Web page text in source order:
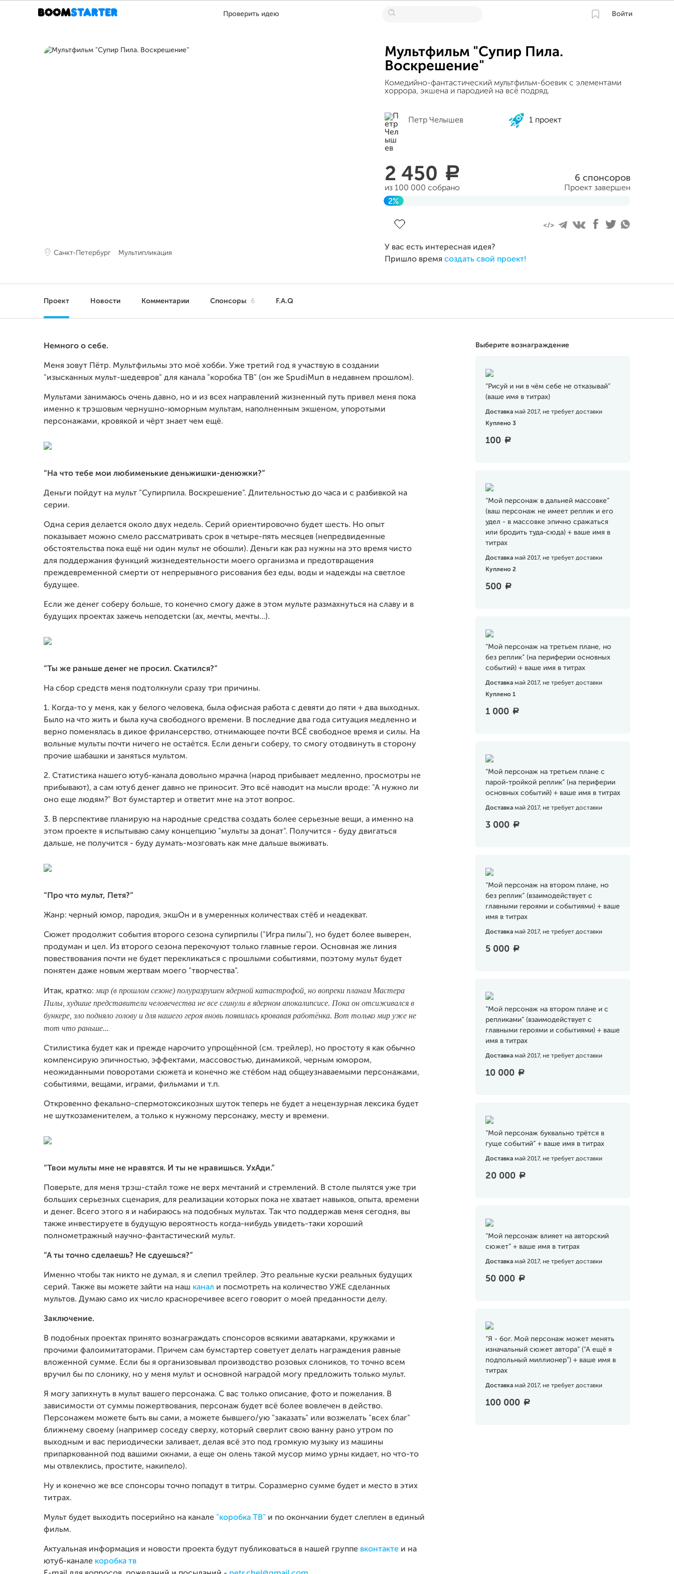
Проверить идею Войти
Санкт-Петербург Мультипликация
Мультфильм "Супир Пила.
Воскрешение"
Комедийно-фантастический мультфильм-боевик с элементами
хоррора, экшена и пародией на всё подряд.
Петр Челышев 1 проект
2 450 a
из 100 000 собрано
6 спонсоров
Проект завершен
2%
У вас есть интересная идея?
Пришло время создать свой проект!
Проект Новости Комментарии Спонсоры 6 F.A.Q
Выберите вознаграждение
“Рисуй и ни в чём себе не отказывай”
(ваше имя в титрах)
Доставка май 2017, не требует доставки
Куплено 3
100 a
“Мой персонаж в дальней массовке”
(ваш персонаж не имеет реплик и его
удел - в массовке эпично сражаться
или бродить туда-сюда) + ваше имя в
титрах
Доставка май 2017, не требует доставки
Куплено 2
500 a
“Мой персонаж на третьем плане, но
без реплик” (на периферии основных
событий) + ваше имя в титрах
Доставка май 2017, не требует доставки
Куплено 1
1 000 a
“Мой персонаж на третьем плане с
парой-тройкой реплик” (на периферии
основных событий) + ваше имя в титрах
Доставка май 2017, не требует доставки
3 000 a
“Мой персонаж на втором плане, но
без реплик” (взаимодействует с
главными героями и событиями) + ваше
имя в титрах
Доставка май 2017, не требует доставки
5 000 a
“Мой персонаж на втором плане и с
репликами” (взаимодействует с
главными героями и событиями) + ваше
имя в титрах
Доставка май 2017, не требует доставки
10 000 a
“Мой персонаж буквально трётся в
гуще событий” + ваше имя в титрах
Доставка май 2017, не требует доставки
20 000 a
“Мой персонаж влияет на авторский
сюжет” + ваше имя в титрах
Доставка май 2017, не требует доставки
50 000 a
“Я - бог. Мой персонаж может менять
изначальный сюжет автора” ("А ещё я
подпольный миллионер") + ваше имя в
титрах
Доставка май 2017, не требует доставки
100 000 a
Немного о себе.
Меня зовут Пётр. Мультфильмы это моё хобби. Уже третий год я участвую в создании
"изысканных мульт-шедевров" для канала "коробка ТВ" (он же SpudiMun в недавнем прошлом).
Мультами занимаюсь очень давно, но и из всех направлений жизненный путь привел меня пока
именно к трэшовым чернушно-юморным мультам, наполненным экшеном, упоротыми
персонажами, кровякой и чёрт знает чем ещё.
“На что тебе мои любименькие деньжишки-денюжки?”
Деньги пойдут на мульт "Супирпила. Воскрешение". Длительностью до часа и с разбивкой на
серии.
Одна серия делается около двух недель. Серий ориентировочно будет шесть. Но опыт
показывает можно смело рассматривать срок в четыре-пять месяцев (непредвиденные
обстоятельства пока ещё ни один мульт не обошли). Деньги как раз нужны на это время чисто
для поддержания функций жизнедеятельности моего организма и предотвращения
преждевременной смерти от непрерывного рисования без еды, воды и надежды на светлое
будущее.
Если же денег соберу больше, то конечно смогу даже в этом мульте размахнуться на славу и в
будущих проектах зажечь неподетски (ах, мечты, мечты...).
“Ты же раньше денег не просил. Скатился?”
На сбор средств меня подтолкнули сразу три причины.
1. Когда-то у меня, как у белого человека, была офисная работа с девяти до пяти + два выходных.
Было на что жить и была куча свободного времени. В последние два года ситуация медленно и
верно поменялась в дикое фрилансерство, отнимающее почти ВСЁ свободное время и силы. На
вольные мульты почти ничего не остаётся. Если деньги соберу, то смогу отодвинуть в сторону
прочие шабашки и заняться мультом.
2. Статистика нашего ютуб-канала довольно мрачна (народ прибывает медленно, просмотры не
прибывают), а сам ютуб денег давно не приносит. Это всё наводит на мысли вроде: "А нужно ли
оно еще людям?" Вот бумстартер и ответит мне на этот вопрос.
3. В перспективе планирую на народные средства создать более серьезные вещи, а именно на
этом проекте я испытываю саму концепцию "мульты за донат". Получится - буду двигаться
дальше, не получится - буду думать-мозговать как мне дальше выживать.
“Про что мульт, Петя?”
Жанр: черный юмор, пародия, экшОн и в умеренных количествах стёб и неадекват.
Сюжет продолжит события второго сезона супирпилы ("Игра пилы"), но будет более выверен,
продуман и цел. Из второго сезона перекочуют только главные герои. Основная же линия
повествования почти не будет перекликаться с прошлыми событиями, поэтому мульт будет
понятен даже новым жертвам моего "творчества".
Итак, кратко: мир (в прошлом сезоне) полуразрушен ядерной катастрофой, но вопреки планам Мастера
Пилы, худшие представители человечества не все сгинули в ядерном апокалипсисе. Пока он отсиживался в
бункере, зло подняло голову и для нашего героя вновь появилась кровавая работёнка. Вот только мир уже не
тот что раньше...
Стилистика будет как и прежде нарочито упрощённой (см. трейлер), но простоту я как обычно
компенсирую эпичностью, эффектами, массовостью, динамикой, черным юмором,
неожиданными поворотами сюжета и конечно же стёбом над общеузнаваемыми персонажами,
событиями, вещами, играми, фильмами и т.п.
Откровенно фекально-спермотоксикозных шуток теперь не будет а нецензурная лексика будет
не шуткозаменителем, а только к нужному персонажу, месту и времени.
“Твои мульты мне не нравятся. И ты не нравишься. УхАди.”
Поверьте, для меня трэш-стайл тоже не верх мечтаний и стремлений. В столе пылятся уже три
больших серьезных сценария, для реализации которых пока не хватает навыков, опыта, времени
и денег. Всего этого я и набираюсь на подобных мультах. Так что поддержав меня сегодня, вы
также инвестируете в будущую вероятность когда-нибудь увидеть-таки хороший
полнометражный научно-фантастический мульт.
“А ты точно сделаешь? Не сдуешься?”
Именно чтобы так никто не думал, я и слепил трейлер. Это реальные куски реальных будущих
серий. Также вы можете зайти на наш канал и посмотреть на количество УЖЕ сделанных
мультов. Думаю само их число красноречивее всего говорит о моей преданности делу.
Заключение.
В подобных проектах принято вознаграждать спонсоров всякими аватарками, кружками и
прочими фалоимитаторами. Причем сам бумстартер советует делать награждения равные
вложенной сумме. Если бы я организовывал производство розовых слоников, то точно всем
вручил бы по слонику, но у меня мульт и основной наградой могу предложить только мульт.
Я могу запихнуть в мульт вашего персонажа. С вас только описание, фото и пожелания. В
зависимости от суммы пожертвования, персонаж будет всё более вовлечен в действо.
Персонажем можете быть вы сами, а можете бывшего/ую "заказать" или возжелать "всех благ"
ближнему своему (например соседу сверху, который сверлит свою ванну рано утром по
выходным и вас периодически заливает, делая всё это под громкую музыку из машины
припаркованной под вашими окнами, а еще он олень такой мусор мимо урны кидает, но что-то
мы отвлеклись, простите, накипело).
Ну и конечно же все спонсоры точно попадут в титры. Соразмерно сумме будет и место в этих
титрах.
Мульт будет выходить посерийно на канале "коробка ТВ" и по окончании будет слеплен в единый
фильм.
Актуальная информация и новости проекта будут публиковаться в нашей группе вконтакте и на
ютуб-канале коробка тв